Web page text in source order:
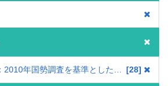
労働力調査（旧基準：2010年国勢調査を基準とした結果） 28